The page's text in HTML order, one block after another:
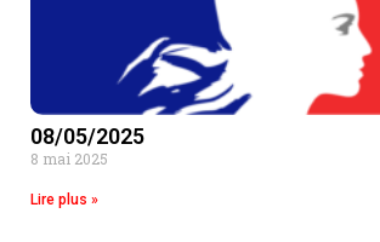
08/05/2025
8 mai 2025
Lire plus »